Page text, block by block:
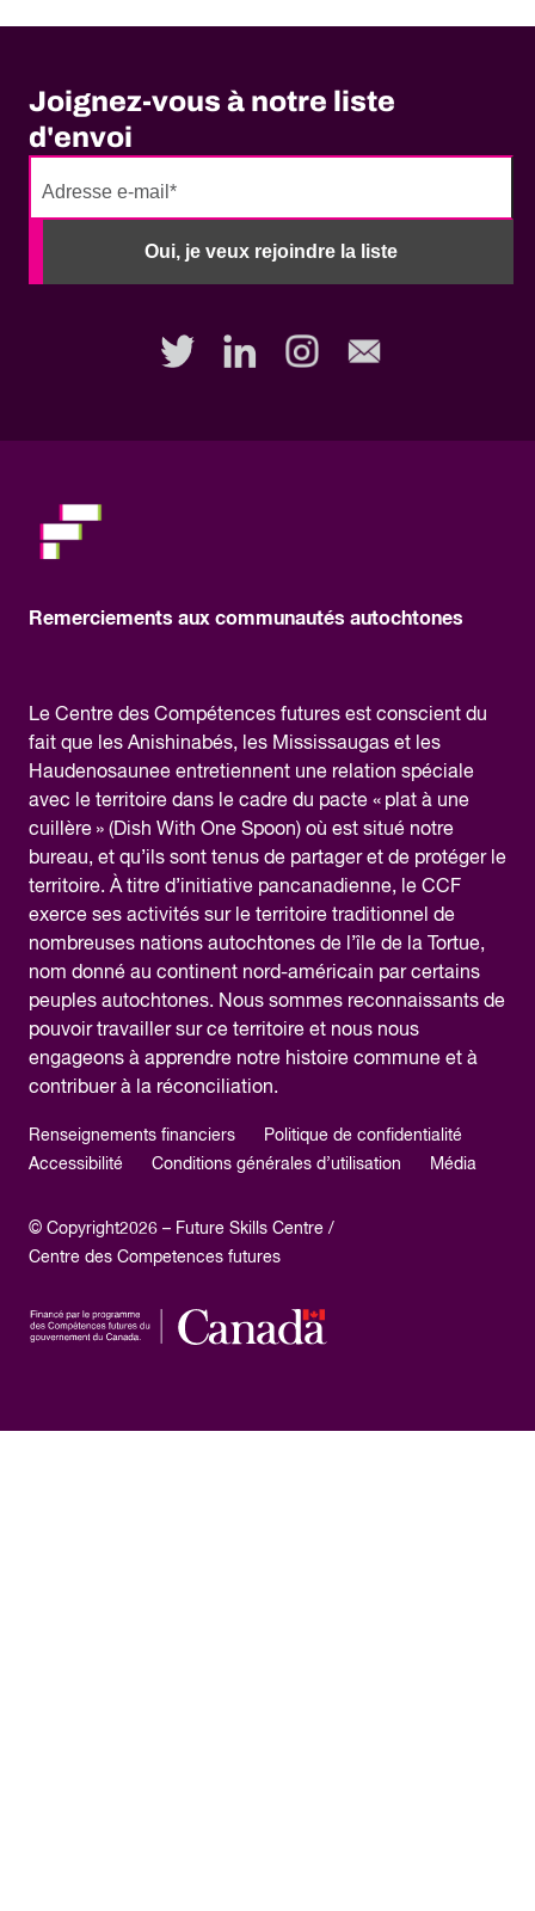
Joignez-vous à notre liste
d'envoi
Oui, je veux rejoindre la liste
No
fill
Remerciements aux communautés autochtones
Le Centre des Compétences futures est conscient du
fait que les Anishinabés, les Mississaugas et les
Haudenosaunee entretiennent une relation spéciale
avec le territoire dans le cadre du pacte « plat à une
cuillère » (Dish With One Spoon) où est situé notre
bureau, et qu’ils sont tenus de partager et de protéger le
territoire. À titre d’initiative pancanadienne, le CCF
exerce ses activités sur le territoire traditionnel de
nombreuses nations autochtones de l’île de la Tortue,
nom donné au continent nord-américain par certains
peuples autochtones. Nous sommes reconnaissants de
pouvoir travailler sur ce territoire et nous nous
engageons à apprendre notre histoire commune et à
contribuer à la réconciliation.
Renseignements financiers
Politique de confidentialité
Accessibilité
Conditions générales d’utilisation Média
© Copyright2026 – Future Skills Centre /
Centre des Competences futures